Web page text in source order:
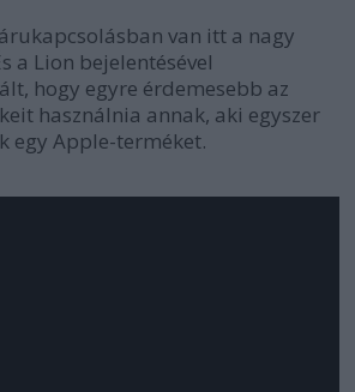
van itt a nagy
a Lion bejelentésével
hogy egyre érdemesebb az
használnia annak, aki egyszer
egy Apple-terméket.